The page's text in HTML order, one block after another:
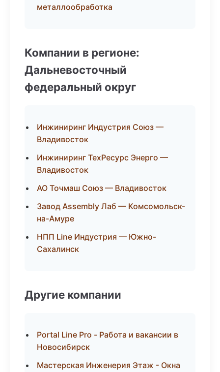
металлообработка
Компании в регионе:
Дальневосточный
федеральный округ
Инжиниринг Индустрия Союз —
Владивосток
Инжиниринг ТехРесурс Энерго —
Владивосток
АО Точмаш Союз — Владивосток
Завод Assembly Лаб — Комсомольск-
на-Амуре
НПП Line Индустрия — Южно-
Сахалинск
Другие компании
Portal Line Pro - Работа и вакансии в
Новосибирск
Мастерская Инженерия Этаж - Окна